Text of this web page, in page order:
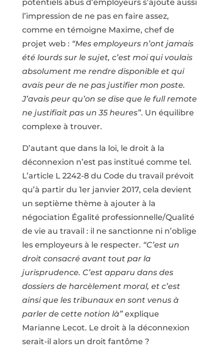
potentiels abus d’employeurs s’ajoute aussi
l’impression de ne pas en faire assez,
comme en témoigne Maxime, chef de
projet web : “Mes employeurs n’ont jamais
été lourds sur le sujet, c’est moi qui voulais
absolument me rendre disponible et qui
avais peur de ne pas justifier mon poste.
J’avais peur qu’on se dise que le full remote
ne justifiait pas un 35 heures”. Un équilibre
complexe à trouver.
D’autant que dans la loi, le droit à la
déconnexion n’est pas institué comme tel.
L’article L 2242-8 du Code du travail prévoit
qu’à partir du 1er janvier 2017, cela devient
un septième thème à ajouter à la
négociation Égalité professionnelle/Qualité
de vie au travail : il ne sanctionne ni n’oblige
les employeurs à le respecter. “C’est un
droit consacré avant tout par la
jurisprudence. C’est apparu dans des
dossiers de harcèlement moral, et c’est
ainsi que les tribunaux en sont venus à
parler de cette notion là”explique
Marianne Lecot. Le droit à la déconnexion
serait-il alors un droit fantôme ?